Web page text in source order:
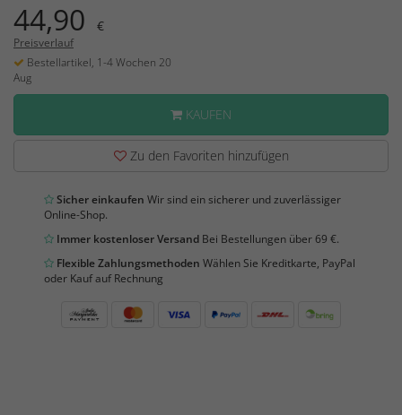
44,90 €
Preisverlauf
Bestellartikel, 1-4 Wochen 20
Aug
KAUFEN
Zu den Favoriten hinzufügen
Sicher einkaufen Wir sind ein sicherer und zuverlässiger
Online-Shop.
Immer kostenloser Versand Bei Bestellungen über 69 €.
Flexible Zahlungsmethoden Wählen Sie Kreditkarte, PayPal
oder Kauf auf Rechnung